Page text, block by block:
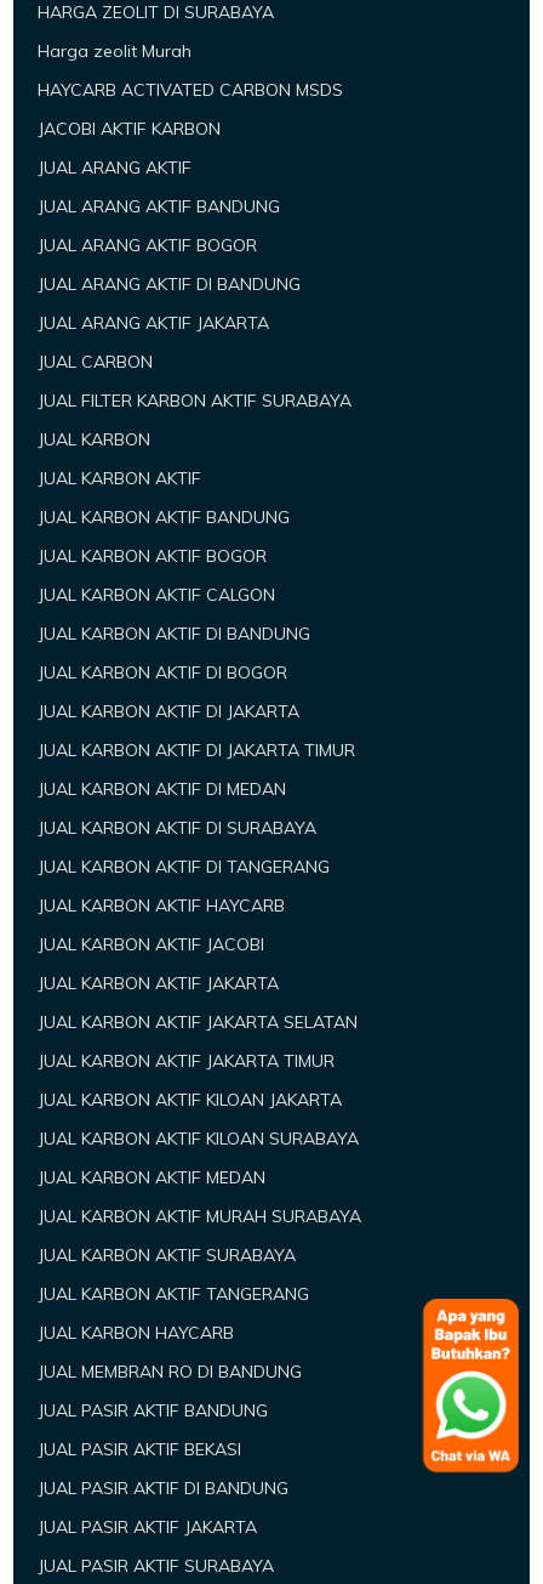
HARGA ZEOLIT DI SURABAYA
Harga zeolit Murah
HAYCARB ACTIVATED CARBON MSDS
JACOBI AKTIF KARBON
JUAL ARANG AKTIF
JUAL ARANG AKTIF BANDUNG
JUAL ARANG AKTIF BOGOR
JUAL ARANG AKTIF DI BANDUNG
JUAL ARANG AKTIF JAKARTA
JUAL CARBON
JUAL FILTER KARBON AKTIF SURABAYA
JUAL KARBON
JUAL KARBON AKTIF
JUAL KARBON AKTIF BANDUNG
JUAL KARBON AKTIF BOGOR
JUAL KARBON AKTIF CALGON
JUAL KARBON AKTIF DI BANDUNG
JUAL KARBON AKTIF DI BOGOR
JUAL KARBON AKTIF DI JAKARTA
JUAL KARBON AKTIF DI JAKARTA TIMUR
JUAL KARBON AKTIF DI MEDAN
JUAL KARBON AKTIF DI SURABAYA
JUAL KARBON AKTIF DI TANGERANG
JUAL KARBON AKTIF HAYCARB
JUAL KARBON AKTIF JACOBI
JUAL KARBON AKTIF JAKARTA
JUAL KARBON AKTIF JAKARTA SELATAN
JUAL KARBON AKTIF JAKARTA TIMUR
JUAL KARBON AKTIF KILOAN JAKARTA
JUAL KARBON AKTIF KILOAN SURABAYA
JUAL KARBON AKTIF MEDAN
JUAL KARBON AKTIF MURAH SURABAYA
JUAL KARBON AKTIF SURABAYA
JUAL KARBON AKTIF TANGERANG
JUAL KARBON HAYCARB
JUAL MEMBRAN RO DI BANDUNG
JUAL PASIR AKTIF BANDUNG
JUAL PASIR AKTIF BEKASI
JUAL PASIR AKTIF DI BANDUNG
JUAL PASIR AKTIF JAKARTA
JUAL PASIR AKTIF SURABAYA